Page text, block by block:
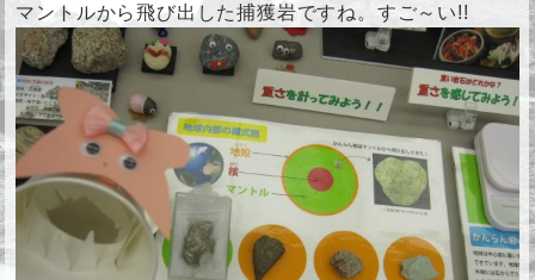
マントルから飛び出した捕獲岩ですね。すご～い!!